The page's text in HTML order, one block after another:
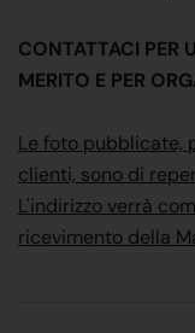
CONTATTACI PER
MERITO E PER
Le foto pubblicate,
clienti, sono di
L'indirizzo verrà
ricevimento della